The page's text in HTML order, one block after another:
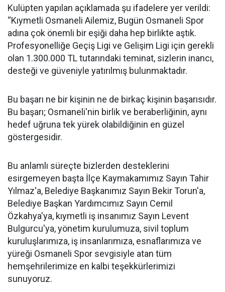
Kulüpten yapılan açıklamada şu ifadelere yer verildi:
“Kıymetli Osmaneli Ailemiz, Bugün Osmaneli Spor
adına çok önemli bir eşiği daha hep birlikte aştık.
Profesyonelliğe Geçiş Ligi ve Gelişim Ligi için gerekli
olan 1.300.000 TL tutarındaki teminat, sizlerin inancı,
desteği ve güveniyle yatırılmış bulunmaktadır.
Bu başarı ne bir kişinin ne de birkaç kişinin başarısıdır.
Bu başarı; Osmaneli'nin birlik ve beraberliğinin, aynı
hedef uğruna tek yürek olabildiğinin en güzel
göstergesidir.
Bu anlamlı süreçte bizlerden desteklerini
esirgemeyen başta İlçe Kaymakamımız Sayın Tahir
Yılmaz'a, Belediye Başkanımız Sayın Bekir Torun'a,
Belediye Başkan Yardımcımız Sayın Cemil
Özkahya'ya, kıymetli iş insanımız Sayın Levent
Bulgurcu'ya, yönetim kurulumuza, sivil toplum
kuruluşlarımıza, iş insanlarımıza, esnaflarımıza ve
yüreği Osmaneli Spor sevgisiyle atan tüm
hemşehrilerimize en kalbi teşekkürlerimizi
sunuyoruz.